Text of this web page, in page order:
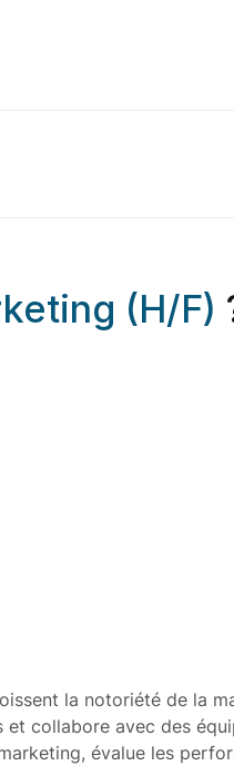
(H/F)
la notoriété de la
et collabore avec des
évalue les